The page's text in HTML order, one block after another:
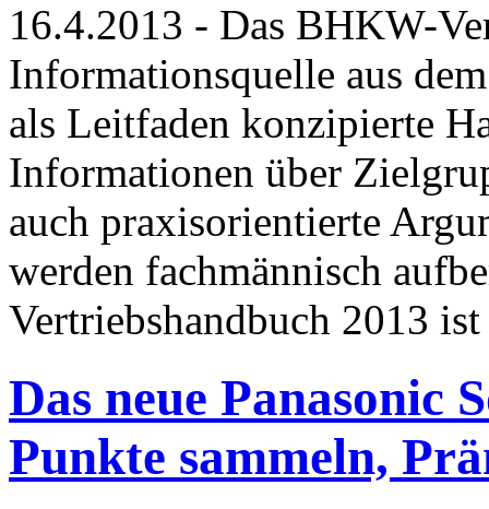
16.4.2013 - Das BHKW-
Informationsquelle aus
als Leitfaden konzipierte
Informationen über
auch praxisorientierte
werden fachmännisch
Vertriebshandbuch 2013
Das neue Panasonic
Punkte sammeln,